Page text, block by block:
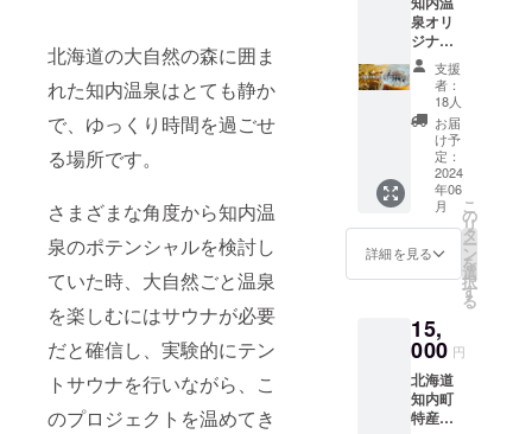
北海道の大自然の森に囲ま
れた知内温泉はとても静か
で、ゆっくり時間を過ごせ
る場所です。
さまざまな角度から知内温
泉のポテンシャルを検討し
ていた時、大自然ごと温泉
を楽しむにはサウナが必要
だと確信し、実験的にテン
トサウナを行いながら、こ
のプロジェクトを温めてき
考欄に
記載し
てくだ
さい。
お浸し
等のニ
ラの味
をお楽
しみく
ださ
い！！
※産地：
北海道
※到着後
めにお
食べ下
さい。
泉オリ
ジナル
のサウ
ナハッ
トと 知
内温泉
に入り
に来ら
れない
お客様
の為に
も 知内
温泉の
入浴剤
のリ
プラン
となっ
ており
ます。
もちろ
んギフ
支援
者：
18人
お届
け予
定：
2024
年06
月
詳細を見る
こ
の
リ
タ
ー
ン
を
選
択
す
る
15,
000 円
北海道
知内町
特産品